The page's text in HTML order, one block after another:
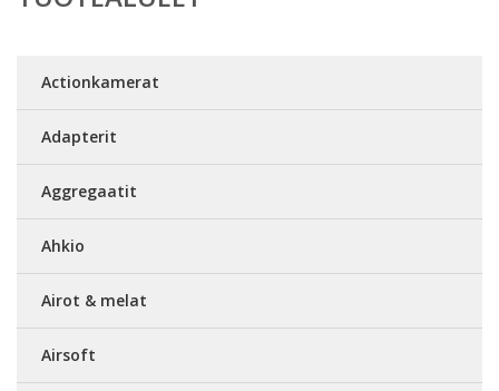
Actionkamerat
Adapterit
Aggregaatit
Ahkio
Airot & melat
Airsoft